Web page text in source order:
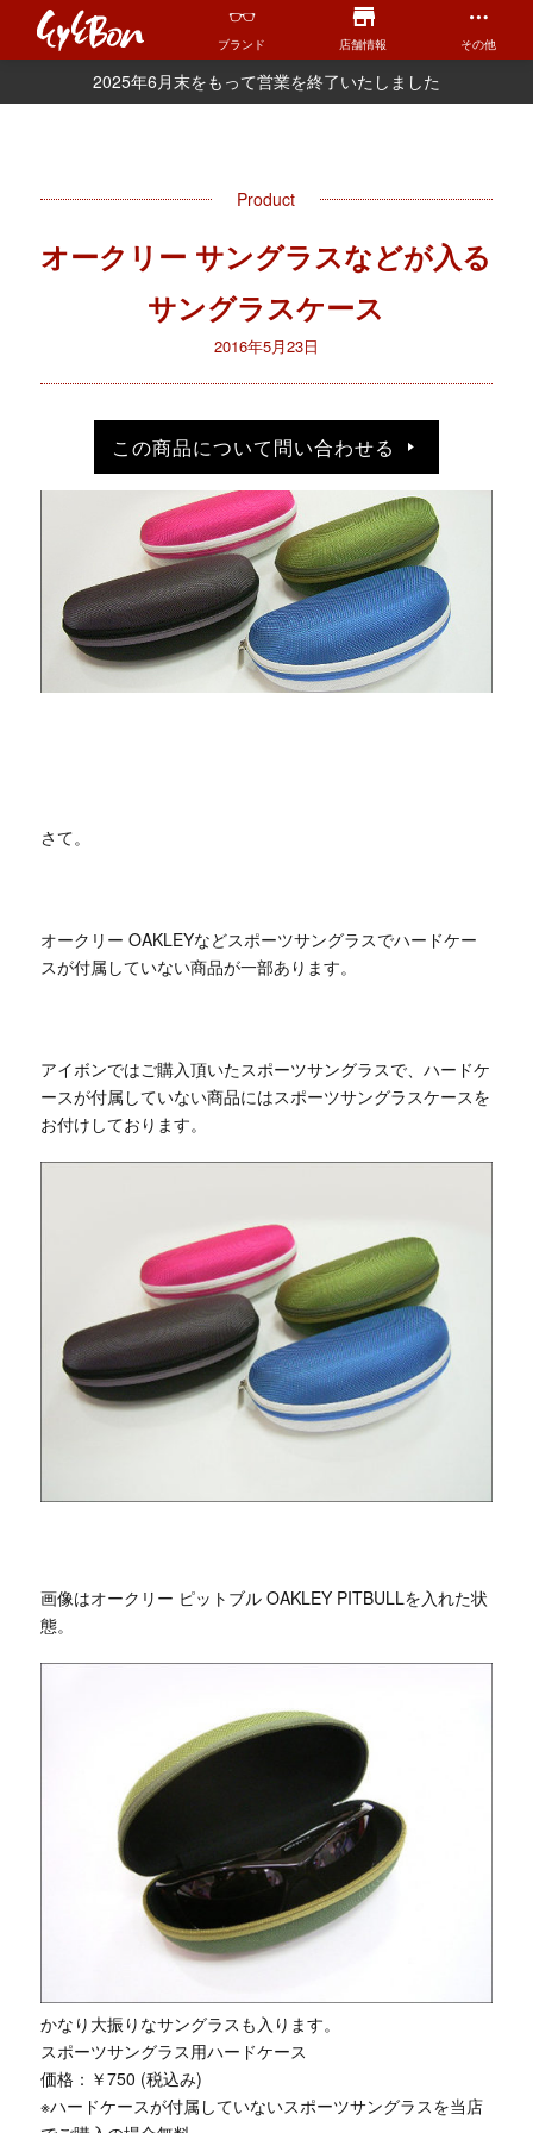
ブランド 店舗情報 その他
2025年6月末をもって営業を終了いたしました
Product
オークリー サングラスなどが入る
サングラスケース
2016年5月23日
この商品について問い合わせる
さて。
オークリー OAKLEYなどスポーツサングラスでハードケー
スが付属していない商品が一部あります。
アイボンではご購入頂いたスポーツサングラスで、ハードケ
ースが付属していない商品にはスポーツサングラスケースを
お付けしております。
画像はオークリー ピットブル OAKLEY PITBULLを入れた状
態。
かなり大振りなサングラスも入ります。
スポーツサングラス用ハードケース
価格：￥750 (税込み)
※ハードケースが付属していないスポーツサングラスを当店